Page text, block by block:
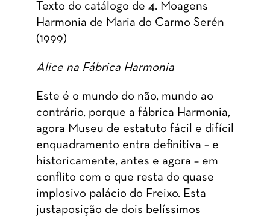
Texto do catálogo de 4. Moagens
Harmonia de Maria do Carmo Serén
(1999)
Alice na Fábrica Harmonia
Este é o mundo do não, mundo ao
contrário, porque a fábrica Harmonia,
agora Museu de estatuto fácil e difícil
enquadramento entra definitiva – e
historicamente, antes e agora – em
conflito com o que resta do quase
implosivo palácio do Freixo. Esta
justaposição de dois belíssimos